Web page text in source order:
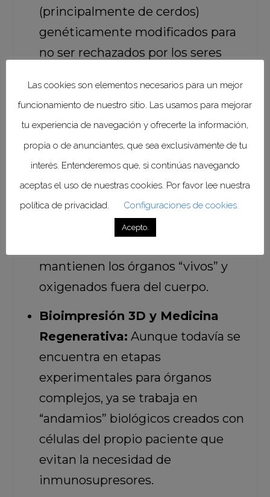
(principalmente de cerdos)
genéticamente modificados para
no ser rechazados por los seres
sobre el que hemos publicado
varios artículos en la revista.
Donación en Asistolia (DCD):
Técnica que permite recuperar
órganos de personas cuyo corazón
se ha detenido (no solo con
muerte cerebral), gracias a
mantienen los órganos “vivos” y
oxigenados fuera del cuerpo.
Bioimpresión 3D y Medicina
Regenerativa: Aunque todavía se
encuentra en etapas
experimentales para órganos
complejos, ya se trabaja en
“andamios” biológicos creados con
células del propio paciente que
evitan la necesidad de
inmunosupresores.
Las cookies son elementos necesarios para un mejor
funcionamiento de nuestro sitio. Las usamos para mejorar
tu experiencia de navegación y ofrecerte la información,
propia o de anunciantes, que sea exclusivamente de tu
interés. Entenderemos que, si continúas navegando
aceptas el uso de nuestras cookies. Por favor lee nuestra
política de privacidad.
Configuraciones de cookies.
Acepto.